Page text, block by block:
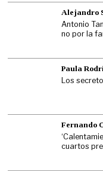
Alejandro
Antonio
no por la
Paula
Los
Fernando
cuartos